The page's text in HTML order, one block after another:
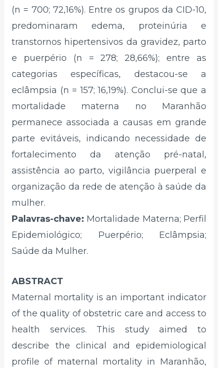
(n = 700; 72,16%). Entre os grupos da CID-10,
predominaram edema, proteinúria e
transtornos hipertensivos da gravidez, parto
e puerpério (n = 278; 28,66%); entre as
categorias específicas, destacou-se a
eclâmpsia (n = 157; 16,19%). Conclui-se que a
mortalidade materna no Maranhão
permanece associada a causas em grande
parte evitáveis, indicando necessidade de
fortalecimento da atenção pré-natal,
assistência ao parto, vigilância puerperal e
organização da rede de atenção à saúde da
mulher.
Palavras-chave: Mortalidade Materna; Perfil
Epidemiológico; Puerpério; Eclâmpsia;
Saúde da Mulher.
ABSTRACT
Maternal mortality is an important indicator
of the quality of obstetric care and access to
health services. This study aimed to
describe the clinical and epidemiological
profile of maternal mortality in Maranhão,